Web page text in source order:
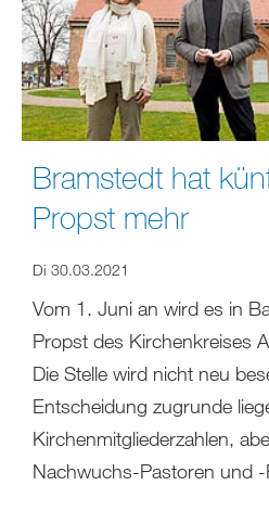
Bramstedt hat
Propst mehr
Di 30.03.2021
Vom 1. Juni an wird es in
Propst des Kirchenkreises
Die Stelle wird nicht neu
Entscheidung zugrunde
Kirchenmitgliederzahlen,
Nachwuchs-Pastoren und